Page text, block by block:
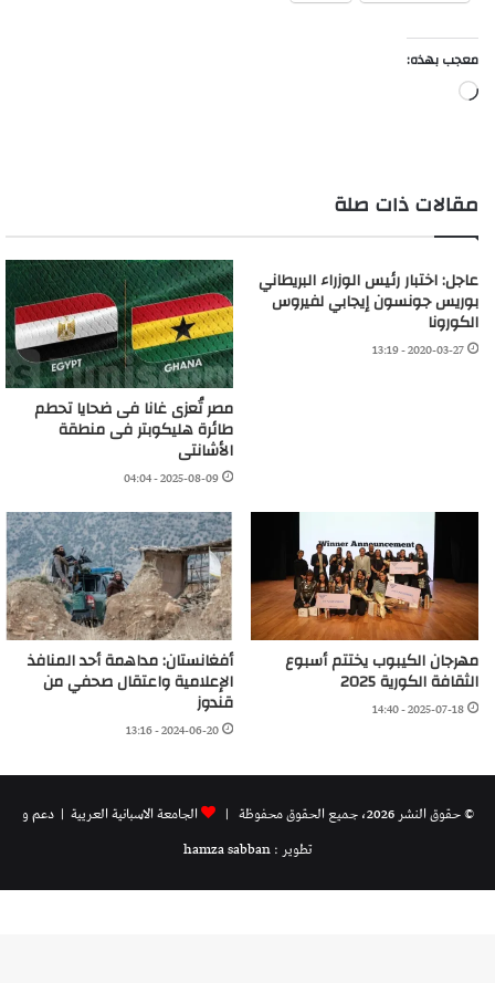
معجب بهذه:
جاري
مقالات ذات صلة
عاجل: اختبار رئيس الوزراء البريطاني
بوريس جونسون إيجابي لفيروس
الكورونا
2020-03-27 - 13:19
مصر تُعزى غانا فى ضحايا تحطم
طائرة هليكوبتر فى منطقة
الأشانتى
2025-08-09 - 04:04
مهرجان الكيبوب يختتم أسبوع
الثقافة الكورية 2025
2025-07-18 - 14:40
أفغانستان: مداهمة أحد المنافذ
الإعلامية واعتقال صحفي من
قندوز
2024-06-20 - 13:16
© حقوق النشر 2026، جميع الحقوق محفوظة | الجامعة الاسبانية العريية | دعم و
تطوير : hamza sabban